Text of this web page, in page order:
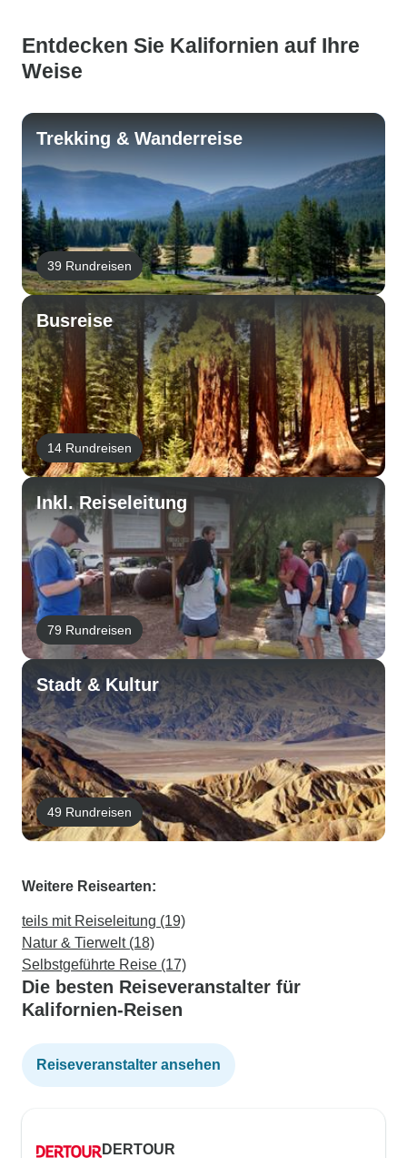
Entdecken Sie Kalifornien auf Ihre
Weise
Trekking & Wanderreise
39 Rundreisen
Busreise
14 Rundreisen
Inkl. Reiseleitung
79 Rundreisen
Stadt & Kultur
49 Rundreisen
Weitere Reisearten:
teils mit Reiseleitung (19)
Natur & Tierwelt (18)
Selbstgeführte Reise (17)
Die besten Reiseveranstalter für
Kalifornien-Reisen
Reiseveranstalter ansehen
DERTOUR